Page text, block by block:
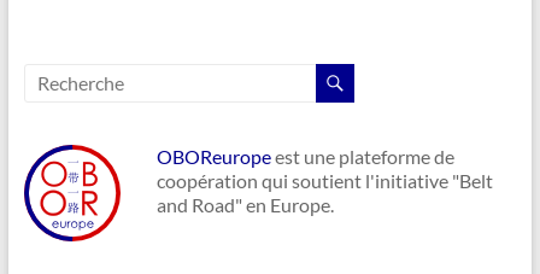
OBOReuropeest une plateforme de
coopération qui soutient l'initiative "Belt
and Road" en Europe.